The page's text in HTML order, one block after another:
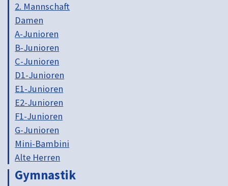
2. Mannschaft
Damen
A-Junioren
B-Junioren
C-Junioren
D1-Junioren
E1-Junioren
E2-Junioren
F1-Junioren
G-Junioren
Mini-Bambini
Alte Herren
Gymnastik